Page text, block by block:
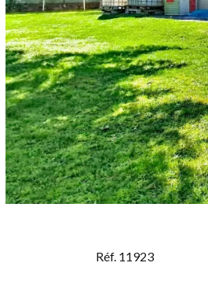
Réf. 11923